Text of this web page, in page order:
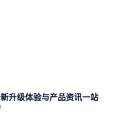
升级体验与产品资讯一站